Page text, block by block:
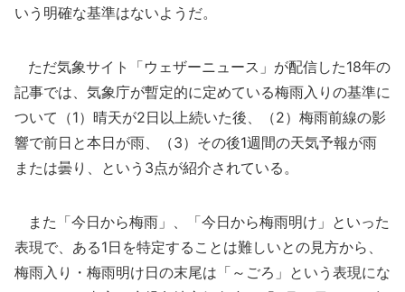
いう明確な基準はないようだ。
ただ気象サイト「ウェザーニュース」が配信した18年の
記事では、気象庁が暫定的に定めている梅雨入りの基準に
ついて（1）晴天が2日以上続いた後、（2）梅雨前線の影
響で前日と本日が雨、（3）その後1週間の天気予報が雨
または曇り、という3点が紹介されている。
また「今日から梅雨」、「今日から梅雨明け」といった
表現で、ある1日を特定することは難しいとの見方から、
梅雨入り・梅雨明け日の末尾は「～ごろ」という表現にな